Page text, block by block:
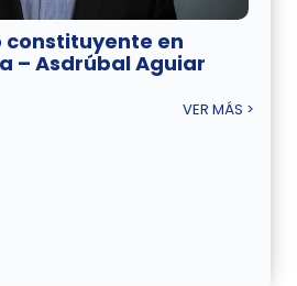
constituyente en
– Asdrúbal Aguiar
VER MÁS >